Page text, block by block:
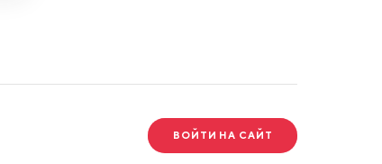
ВОЙТИ НА САЙТ